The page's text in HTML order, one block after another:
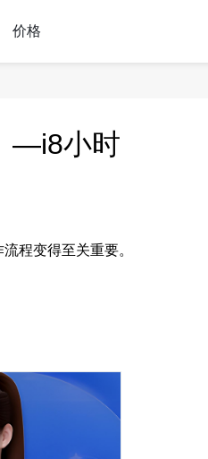
价格
—i8小时
程变得至关重要。